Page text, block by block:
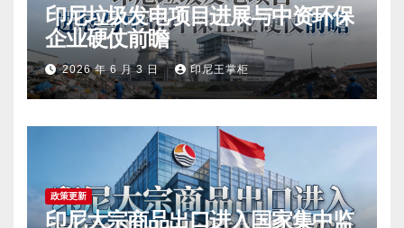
印尼垃圾发电项目进展与中资环保
企业硬仗前瞻
2026 年 6 月 3 日 印尼王掌柜
政策更新
印尼大宗商品出口进入国家集中监